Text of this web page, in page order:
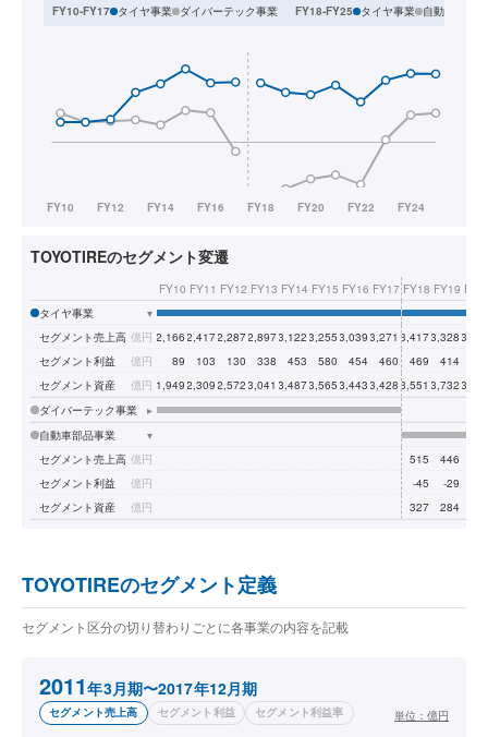
FY10-FY17 タイヤ事業 ダイバーテック事業 FY18-FY25 タイヤ事業 自動車部品
TOYOTIREのセグメント変遷
FY10 FY11 FY12 FY13 FY14 FY15 FY16 FY17 FY18 FY19
タイヤ事業
▾
セグメント売上高 億円 2,166 2,4172,2872,8973,122 3,255 3,039 3,271 3,4173,328
セグメント利益
億円 89 103 130 338 453 580 454 460 469 414
セグメント資産
億円 1,949 2,309 2,572 3,041 3,4873,565 3,443 3,428 3,551 3,732
ダイバーテック事業
▸
自動車部品事業
▾
セグメント売上高 億円 515 446
セグメント利益
億円 -45 -29
セグメント資産
億円 327 284
TOYOTIREのセグメント定義
セグメント区分の切り替わりごとに各事業の内容を記載
2011年3月期〜2017年12月期
セグメント売上高 セグメント利益 セグメント利益率 単位： 億円